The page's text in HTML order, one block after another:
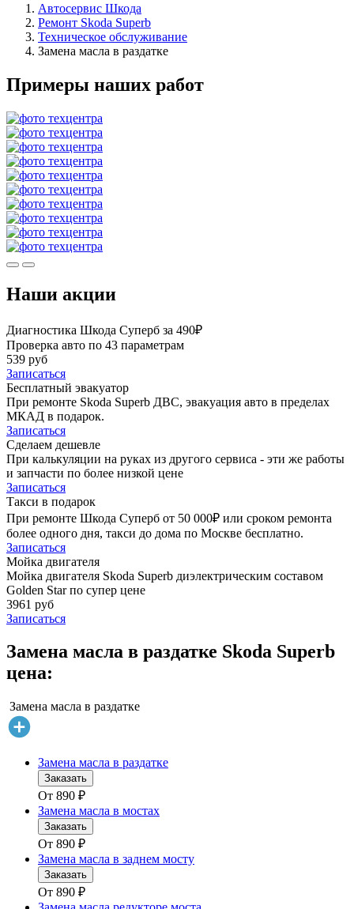
Автосервис Шкода
Ремонт Skoda Superb
Техническое обслуживание
Замена масла в раздатке
Примеры наших работ
Наши акции
Диагностика Шкода Суперб за 490₽
Проверка авто по 43 параметрам
539 руб
Записаться
Бесплатный эвакуатор
При ремонте Skoda Superb ДВС, эвакуация авто в пределах
МКАД в подарок.
Записаться
Сделаем дешевле
При калькуляции на руках из другого сервиса - эти же работы
и запчасти по более низкой цене
Записаться
Такси в подарок
При ремонте Шкода Суперб от 50 000₽ или сроком ремонта
более одного дня, такси до дома по Москве бесплатно.
Записаться
Мойка двигателя
Мойка двигателя Skoda Superb диэлектрическим составом
Golden Star по супер цене
3961 руб
Записаться
Замена масла в раздатке Skoda Superb
цена:
Замена масла в раздатке
Замена масла в раздатке
Заказать
От 890 ₽
Замена масла в мостах
Заказать
От 890 ₽
Замена масла в заднем мосту
Заказать
От 890 ₽